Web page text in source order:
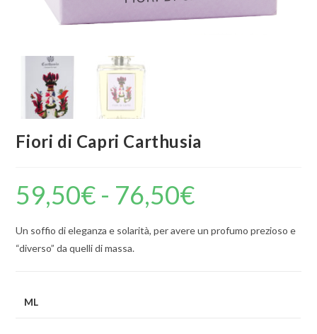
Fiori di Capri Carthusia
59,50€ - 76,50€
Un soffio di eleganza e solarità, per avere un profumo prezioso e
“diverso” da quelli di massa.
ML